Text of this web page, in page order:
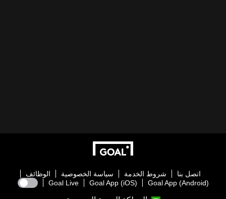
اتصل بنا شروط الخدمة سياسة الخصوصية
الوظائف
Goal App (Android)
Goal App (iOS)
Goal Live